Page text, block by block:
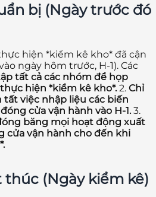
bị (Ngày trước đó
hiện *kiểm kê kho* đã cận
ngày hôm trước, H-1). Các
tất cả các nhóm để họp
hiện *kiểm kê kho*.2. Chỉ
việc nhập liệu các biến
cửa vận hành vào H-1.3.
băng mọi hoạt động xuất
cửa vận hành cho đến khi
thúc (Ngày kiểm kê)